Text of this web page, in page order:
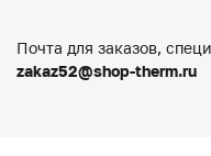
Почта для заказов,
zakaz52@shop-therm.ru